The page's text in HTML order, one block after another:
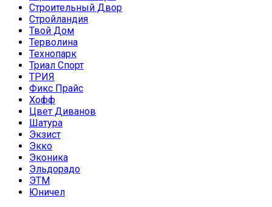
Строительный Двор
Стройландия
Твой Дом
Терволина
Технопарк
Триал Спорт
ТРИЯ
Фикс Прайс
Хофф
Цвет Диванов
Шатура
Экзист
Экко
Эконика
Эльдорадо
ЭТМ
Юничел